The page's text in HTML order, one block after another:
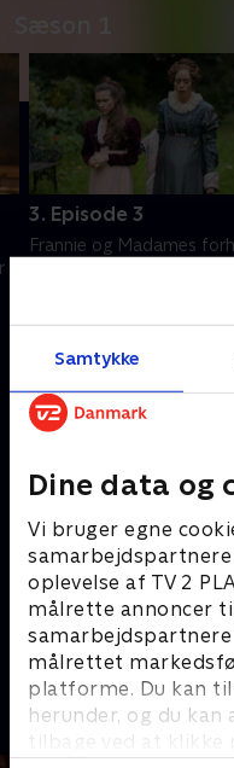
Samtykke
Dine data og
Vi bruger egne
oplevelse af TV 2
målrette annoncer
målrettet
platforme. Du kan
herunder, og du
tilbage ved at klikke
3. Episode 3
Frannie og Madames
forværres.
Andre så også
Hånden på hjertet
Drama • 1 sæsoner